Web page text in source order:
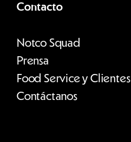
Contacto
Notco Squad
Prensa
Food Service y Clientes
Contáctanos